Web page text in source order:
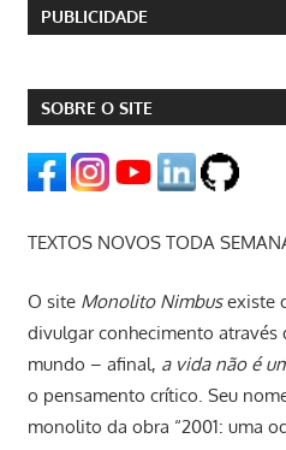
PUBLICIDADE
SOBRE O SITE
TEXTOS NOVOS TODA
O site Monolito Nimbusexiste
divulgar conhecimento através
mundo – afinal, a vida não é
o pensamento crítico. Seu
monolito da obra “2001: uma